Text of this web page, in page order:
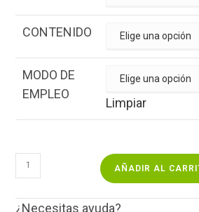
CONTENIDO
MODO DE
EMPLEO
Limpiar
AÑADIR AL
¿Necesitas ayuda?